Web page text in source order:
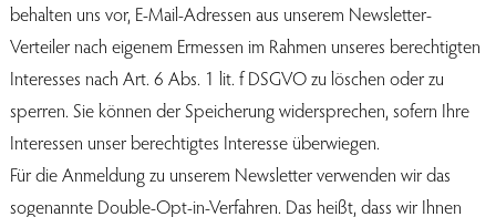
behalten uns vor, E-Mail-Adressen aus unserem Newsletter-
Verteiler nach eigenem Ermessen im Rahmen unseres berechtigten
Interesses nach Art. 6 Abs. 1 lit. f DSGVO zu löschen oder zu
sperren. Sie können der Speicherung widersprechen, sofern Ihre
Interessen unser berechtigtes Interesse überwiegen.
Für die Anmeldung zu unserem Newsletter verwenden wir das
sogenannte Double-Opt-in-Verfahren. Das heißt, dass wir Ihnen